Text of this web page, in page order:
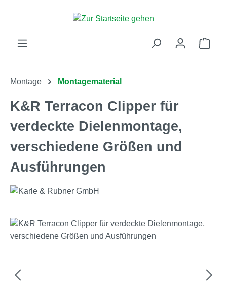
Zum Hauptinhalt springen
Montage Montagematerial
K&R Terracon Clipper für
verdeckte Dielenmontage,
verschiedene Größen und
Ausführungen
Bildergalerie überspringen